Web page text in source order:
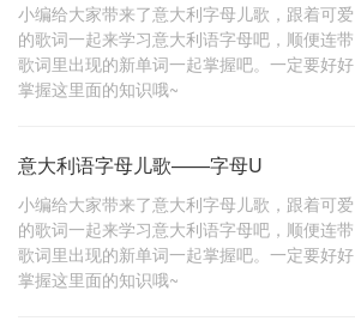
小编给大家带来了意大利字母儿歌，跟着可爱
的歌词一起来学习意大利语字母吧，顺便连带
歌词里出现的新单词一起掌握吧。一定要好好
掌握这里面的知识哦~
意大利语字母儿歌——字母U
小编给大家带来了意大利字母儿歌，跟着可爱
的歌词一起来学习意大利语字母吧，顺便连带
歌词里出现的新单词一起掌握吧。一定要好好
掌握这里面的知识哦~